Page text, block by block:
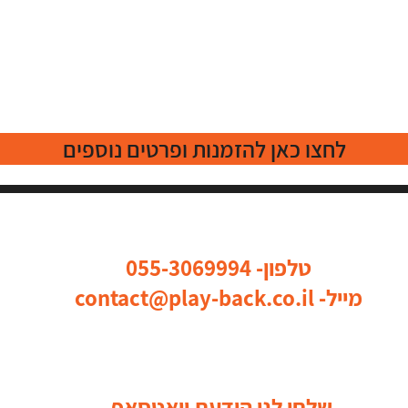
לחצו כאן להזמנות ופרטים נוספים
טלפון-055-3069994
מייל-contact@play-back.co.il